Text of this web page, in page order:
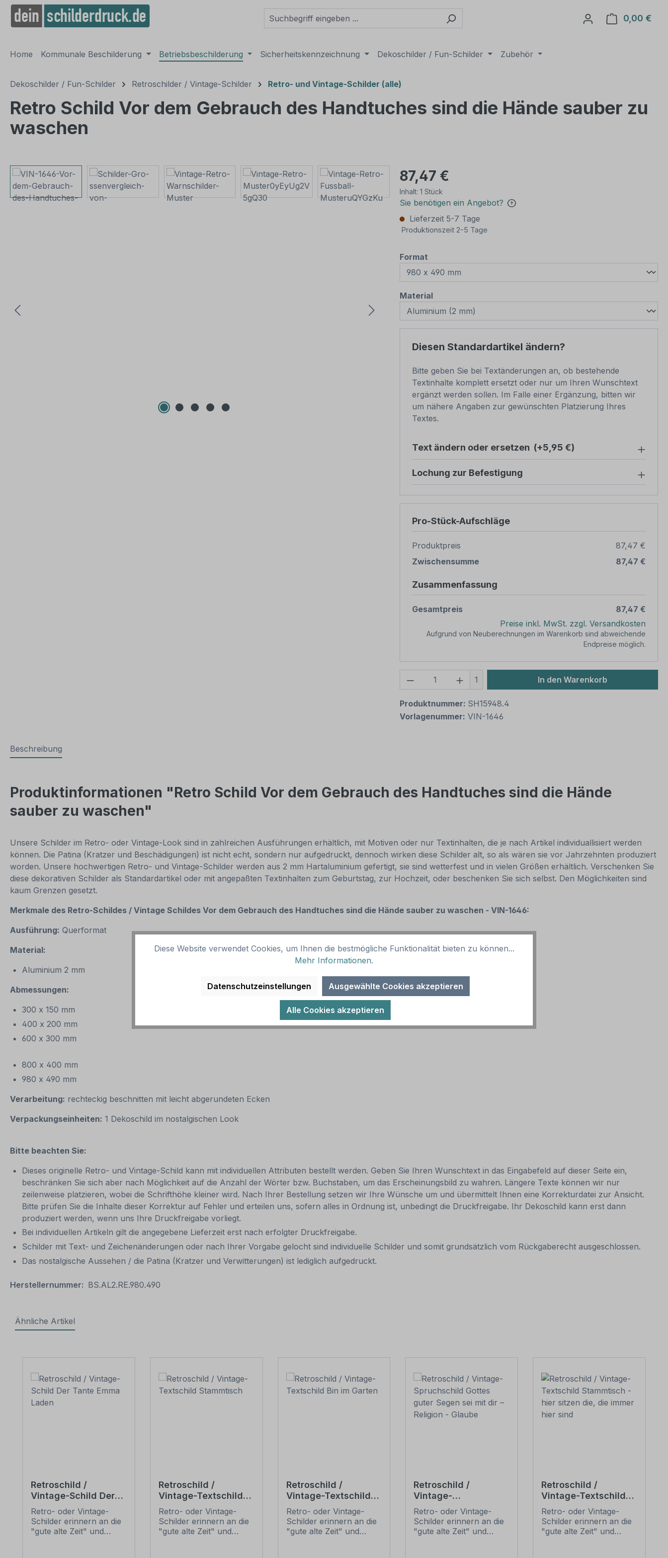
Zur Hauptnavigation springen
0,00 €
Home Kommunale Beschilderung Betriebsbeschilderung Sicherheitskennzeichnung Dekoschilder / Fun-Schilder Zubehör
Dekoschilder / Fun-Schilder Retroschilder / Vintage-Schilder Retro- und Vintage-Schilder (alle)
Retro Schild Vor dem Gebrauch des Handtuches sind die Hände sauber zu
waschen
Bildergalerie überspringen 87,47 €
Inhalt: 1 Stück
Sie benötigen ein Angebot?
Lieferzeit 5-7 Tage
Produktionszeit 2-5 Tage
Format
Materialauswählen
Diesen Standardartikel ändern?
Bitte geben Sie bei Textänderungen an, ob bestehende
Textinhalte komplett ersetzt oder nur um Ihren Wunschtext
ergänzt werden sollen. Im Falle einer Ergänzung, bitten wir
um nähere Angaben zur gewünschten Platzierung Ihres
Textes.
Text ändern oder ersetzen (+5,95 €)
Lochung zur Befestigung
Pro-Stück-Aufschläge
Produktpreis
87,47 €
Zwischensumme
87,47 €
Zusammenfassung
Gesamtpreis
87,47 €
Preise inkl. MwSt. zzgl. Versandkosten
Aufgrund von Neuberechnungen im Warenkorb sind abweichende
Endpreise möglich.
Produkt Anzahl: Gib den gewünschten Wert
1 In den Warenkorb
Produktnummer: SH15948.4
Vorlagenummer: VIN-1646
Beschreibung
Produktinformationen "Retro Schild Vor dem Gebrauch des Handtuches sind die Hände
sauber zu waschen"
Unsere Schilder im Retro- oder Vintage-Look sind in zahlreichen Ausführungen erhältlich, mit Motiven oder nur Textinhalten, die je nach Artikel individuallisiert werden
können. Die Patina (Kratzer und Beschädigungen) ist nicht echt, sondern nur aufgedruckt, dennoch wirken diese Schilder alt, so als wären sie vor Jahrzehnten produziert
worden. Unsere hochwertigen Retro- und Vintage-Schilder werden aus 2 mm Hartaluminium gefertigt, sie sind wetterfest und in vielen Größen erhältlich. Verschenken Sie
diese dekorativen Schilder als Standardartikel oder mit angepaßten Textinhalten zum Geburtstag, zur Hochzeit, oder beschenken Sie sich selbst. Den Möglichkeiten sind
kaum Grenzen gesetzt.
Merkmale des Retro-Schildes / Vintage Schildes Vor dem Gebrauch des Handtuches sind die Hände sauber zu waschen - VIN-1646:
Ausführung: Querformat
Material:
Aluminium 2 mm
Abmessungen:
300 x 150 mm
400 x 200 mm
600 x 300 mm
800 x 400 mm
980 x 490 mm
Verarbeitung: rechteckig beschnitten mit leicht abgerundeten Ecken
Verpackungseinheiten: 1 Dekoschild im nostalgischen Look
Bitte beachten Sie:
Dieses originelle Retro- und Vintage-Schild kann mit individuellen Attributen bestellt werden. Geben Sie Ihren Wunschtext in das Eingabefeld auf dieser Seite ein,
beschränken Sie sich aber nach Möglichkeit auf die Anzahl der Wörter bzw. Buchstaben, um das Erscheinungsbild zu wahren. Längere Texte können wir nur
zeilenweise platzieren, wobei die Schrifthöhe kleiner wird. Nach Ihrer Bestellung setzen wir Ihre Wünsche um und übermittelt Ihnen eine Korrekturdatei zur Ansicht.
Bitte prüfen Sie die Inhalte dieser Korrektur auf Fehler und erteilen uns, sofern alles in Ordnung ist, unbedingt die Druckfreigabe. Ihr Dekoschild kann erst dann
produziert werden, wenn uns Ihre Druckfreigabe vorliegt.
Bei individuellen Artikeln gilt die angegebene Lieferzeit erst nach erfolgter Druckfreigabe.
Schilder mit Text- und Zeichenänderungen oder nach Ihrer Vorgabe gelocht sind individuelle Schilder und somit grundsätzlich vom Rückgaberecht ausgeschlossen.
Das nostalgische Aussehen / die Patina (Kratzer und Verwitterungen) ist lediglich aufgedruckt.
Herstellernummer: BS.AL2.RE.980.490
Ähnliche Artikel
Retroschild /
Vintage-Schild Der
Tante Emma Laden
Retro- oder Vintage-
Schilder erinnern an die
"gute alte Zeit" und
Retroschild /
Vintage-Textschild
Stammtisch
Retro- oder Vintage-
Schilder erinnern an die
"gute alte Zeit" und
Retroschild /
Vintage-Textschild
Bin im Garten
Retro- oder Vintage-
Schilder erinnern an die
"gute alte Zeit" und
Retroschild /
Vintage-
Spruchschild Gottes
guter Segen sei mit
dir – Religion -
Retro- oder Vintage-
Schilder erinnern an die
"gute alte Zeit" und
Retroschild /
Vintage-Textschild
Stammtisch - hier
sitzen die, die immer
hier sind
Retro- oder Vintage-
Schilder erinnern an die
"gute alte Zeit" und
Diese Website verwendet Cookies, um Ihnen die bestmögliche Funktionalität bieten zu können...
Mehr Informationen.
Datenschutzeinstellungen Ausgewählte Cookies akzeptieren
Alle Cookies akzeptieren